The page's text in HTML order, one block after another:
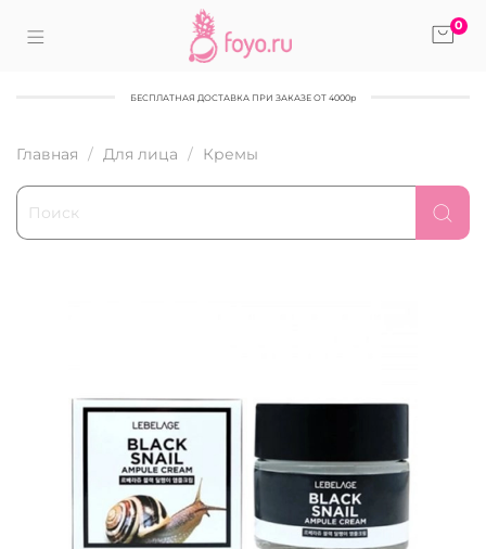
0
БЕСПЛАТНАЯ ДОСТАВКА ПРИ ЗАКАЗЕ ОТ 4000р
Главная Для лица Кремы